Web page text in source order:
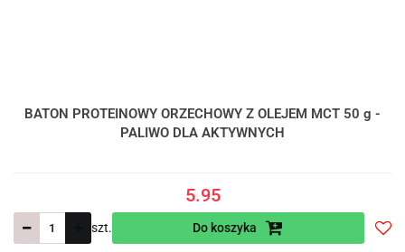
BATON PROTEINOWY ORZECHOWY Z OLEJEM MCT 50 g -
PALIWO DLA AKTYWNYCH
5.95
szt. Do koszyka